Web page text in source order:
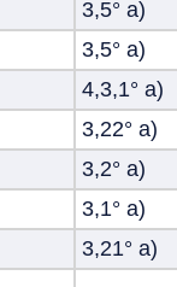
3,5° а)
3,5° а)
4,3,1° а)
3,22° а)
3,2° а)
3,1° а)
3,21° а)